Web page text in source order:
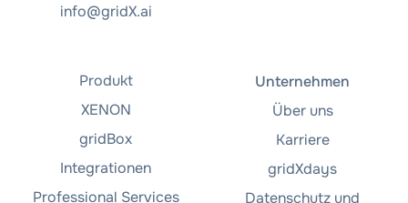
info@gridX.ai
Produkt
XENON
gridBox
Integrationen
Professional Services
Unternehmen
Über uns
Karriere
gridXdays
Datenschutz und